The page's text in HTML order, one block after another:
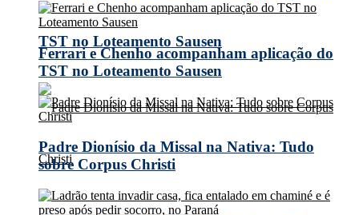
TST no Loteamento Sausen
Ferrari e Chenho acompanham aplicação do
TST no Loteamento Sausen
Padre Dionísio da Missal na Nativa: Tudo
sobre Corpus Christi